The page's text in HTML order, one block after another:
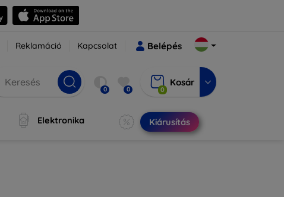
Reklamáció Kapcsolat Belépés
0 0 0
Kosár
Elektronika Kiárusítás